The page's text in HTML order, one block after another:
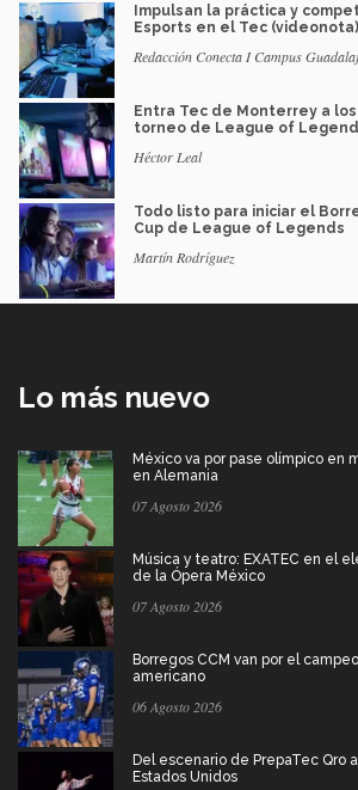
Impulsan la práctica y
Esports en el Tec (videonota)
Redacción Conecta I Campus
Entra Tec de Monterrey a
torneo de League of
Héctor Leal
Todo listo para iniciar el
Cup de League of Legends
Martín Rodríguez
Lo más nuevo
México va por pase olímpico en
en Alemania
07 Agosto 2026
Música y teatro: EXATEC en el
de la Ópera México
07 Agosto 2026
Borregos CCM van por el
americano
06 Agosto 2026
Del escenario de PrepaTec Qro
Estados Unidos